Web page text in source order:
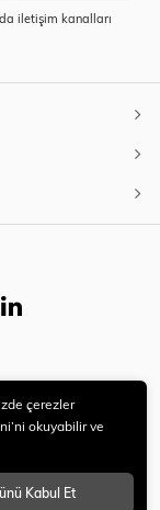
iletişim kanalları
çerezler
okuyabilir ve
Kabul Et